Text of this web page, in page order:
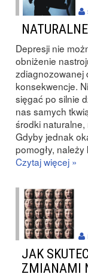
Depresji nie
obniżenie
zdiagnozowanej
konsekwencje.
sięgać po silnie
nas samych
środki
Gdyby jednak
pomogły,
Czytaj więcej »
JAK
ZMIANAMI